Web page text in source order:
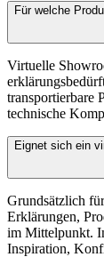
Für welche
Virtuelle
transportierbare
technische
Eignet sich ein
Grundsätzlich
Erklärungen,
im Mittelpunkt.
Inspiration,